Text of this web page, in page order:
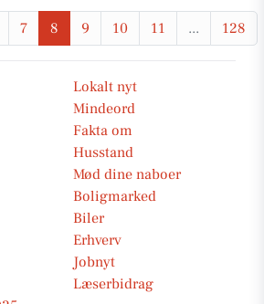
7 8 9 10 11 ... 128
Lokalt nyt
Mindeord
Fakta om
Husstand
Mød dine naboer
Boligmarked
Biler
Erhverv
Jobnyt
Læserbidrag